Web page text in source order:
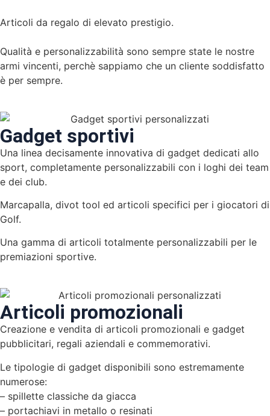
Articoli da regalo di elevato prestigio.
Qualità e personalizzabilità sono sempre state le nostre
armi vincenti, perchè sappiamo che un cliente soddisfatto
è per sempre.
Gadget sportivi
Una linea decisamente innovativa di gadget dedicati allo
sport, completamente personalizzabili con i loghi dei team
e dei club.
Marcapalla, divot tool ed articoli specifici per i giocatori di
Golf.
Una gamma di articoli totalmente personalizzabili per le
premiazioni sportive.
Articoli promozionali
Creazione e vendita di articoli promozionali e gadget
pubblicitari, regali aziendali e commemorativi.
Le tipologie di gadget disponibili sono estremamente
numerose:
– spillette classiche da giacca
– portachiavi in metallo o resinati